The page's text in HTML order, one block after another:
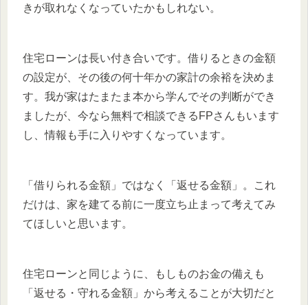
きが取れなくなっていたかもしれない。
住宅ローンは長い付き合いです。借りるときの金額
の設定が、その後の何十年かの家計の余裕を決めま
す。我が家はたまたま本から学んでその判断ができ
ましたが、今なら無料で相談できるFPさんもいます
し、情報も手に入りやすくなっています。
「借りられる金額」ではなく「返せる金額」。これ
だけは、家を建てる前に一度立ち止まって考えてみ
てほしいと思います。
住宅ローンと同じように、もしものお金の備えも
「返せる・守れる金額」から考えることが大切だと